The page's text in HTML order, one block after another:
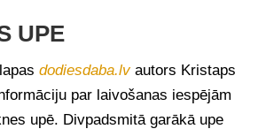
UPE
dodiesdaba.lv autors Kristaps
par laivošanas iespējām
upē. Divpadsmitā garākā upe